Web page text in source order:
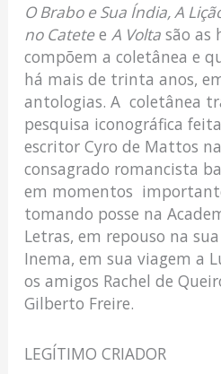
O Brabo e Sua Índia, A
no Catetee A Voltasão as
compõem a coletânea e
há mais de trinta anos,
antologias. A coletânea
pesquisa iconográfica
escritor Cyro de Mattos
consagrado romancista
em momentos
tomando posse na
Letras, em repouso na
Inema, em sua viagem a
os amigos Rachel de
Gilberto Freire.
LEGÍTIMO CRIADOR